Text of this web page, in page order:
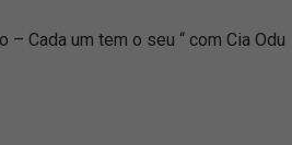
– Cada um tem o seu “ com Cia Odu